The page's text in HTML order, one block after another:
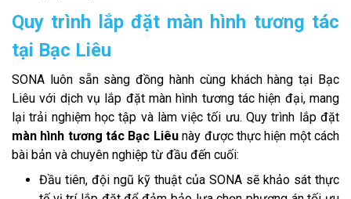
Quy trình lắp đặt màn hình tương tác
tại Bạc Liêu
SONA luôn sẵn sàng đồng hành cùng khách hàng tại Bạc
Liêu với dịch vụ lắp đặt màn hình tương tác hiện đại, mang
lại trải nghiệm học tập và làm việc tối ưu. Quy trình lắp đặt
màn hình tương tác Bạc Liêunày được thực hiện một cách
bài bản và chuyên nghiệp từ đầu đến cuối:
Đầu tiên, đội ngũ kỹ thuật của SONA sẽ khảo sát thực